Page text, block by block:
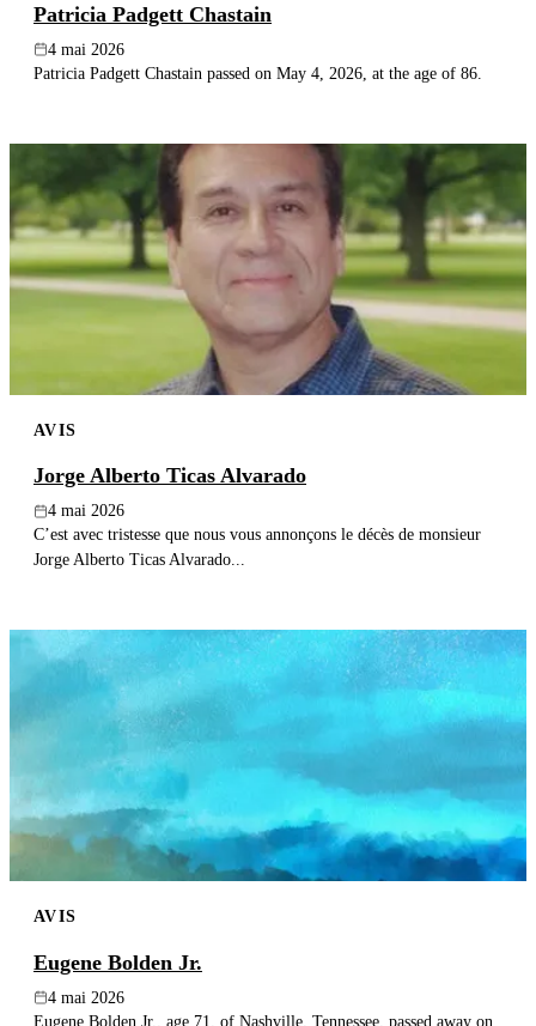
Patricia Padgett Chastain
4 mai 2026
Patricia Padgett Chastain passed on May 4, 2026, at the age of 86.
AVIS
Jorge Alberto Ticas Alvarado
4 mai 2026
C’est avec tristesse que nous vous annonçons le décès de monsieur
Jorge Alberto Ticas Alvarado...
AVIS
Eugene Bolden Jr.
4 mai 2026
Eugene Bolden Jr., age 71, of Nashville, Tennessee, passed away on